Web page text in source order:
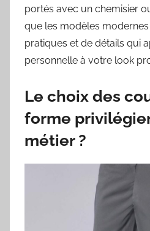
portés avec un chemisier
que les modèles
pratiques et de détails qui
personnelle à votre look
Le choix des
forme
métier ?